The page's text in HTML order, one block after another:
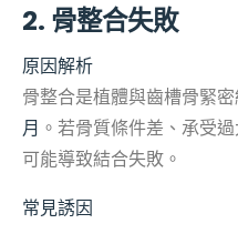
2. 骨整合失敗
原因解析
骨整合是植體與齒槽骨緊
月 。若骨質條件差、承受
可能導致結合失敗。
常見誘因